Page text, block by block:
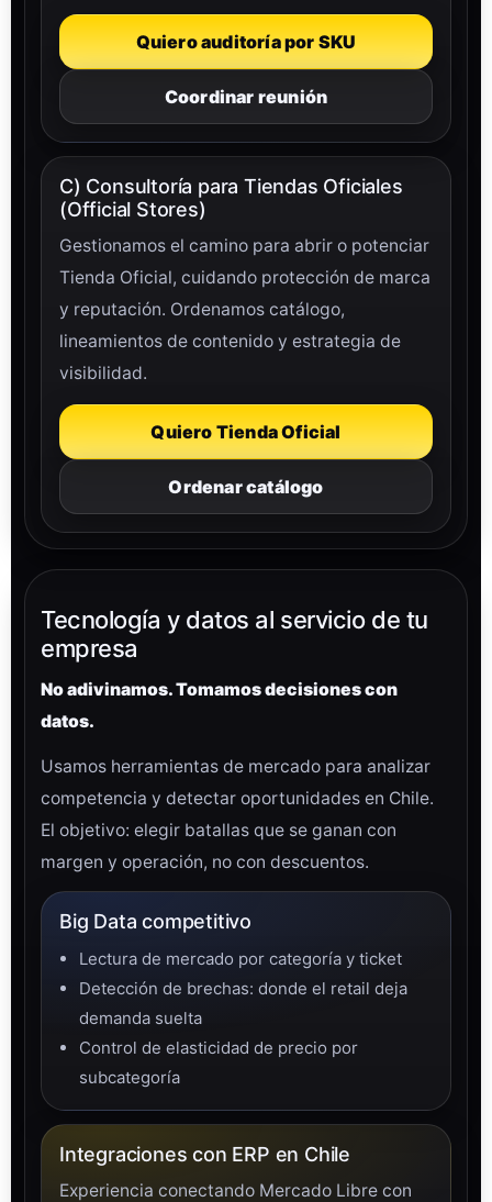
Quiero auditoría por SKU
Coordinar reunión
C) Consultoría para Tiendas Oficiales
(Official Stores)
Gestionamos el camino para abrir o potenciar
Tienda Oficial, cuidando protección de marca
y reputación. Ordenamos catálogo,
lineamientos de contenido y estrategia de
visibilidad.
Quiero Tienda Oficial
Ordenar catálogo
Tecnología y datos al servicio de tu
empresa
No adivinamos. Tomamos decisiones con
datos.
Usamos herramientas de mercado para analizar
competencia y detectar oportunidades en Chile.
El objetivo: elegir batallas que se ganan con
margen y operación, no con descuentos.
Big Data competitivo
Lectura de mercado por categoría y ticket
Detección de brechas: donde el retail deja
demanda suelta
Control de elasticidad de precio por
subcategoría
Integraciones con ERP en Chile
Experiencia conectando Mercado Libre con